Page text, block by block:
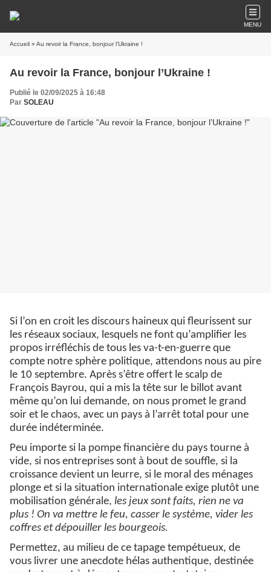
MENU
Accueil » Au revoir la France, bonjour l’Ukraine !
Au revoir la France, bonjour l’Ukraine !
Publié le 02/09/2025 à 16:48
Par SOLEAU
Si l’on en croit les discours haineux qui fleurissent sur
les réseaux sociaux, lesquels ne font qu’amplifier les
propos irréfléchis de tous les va-t-en-guerre que
compte notre sphère politique, attendons nous au pire
le 10 septembre. Après s’être offert le scalp de
François Bayrou, qui a mis la tête sur le billot avant
même qu’on lui demande, on nous promet le grand
soir et le chaos, avec un pays à l’arrêt total pour une
durée indéterminée.
Peu importe si la pompe financière du pays tourne à
vide, si nos entreprises sont à bout de souffle, si la
croissance devient un leurre, si le moral des ménages
plonge et si la situation internationale exige plutôt une
mobilisation générale, les jeux sont faits, rien ne va
plus ! On va mettre le feu, casser le système, vider les
coffres et dépouiller les bourgeois.
Permettez, au milieu de ce tapage tempétueux, de
vous livrer une anecdote hélas authentique, destinée